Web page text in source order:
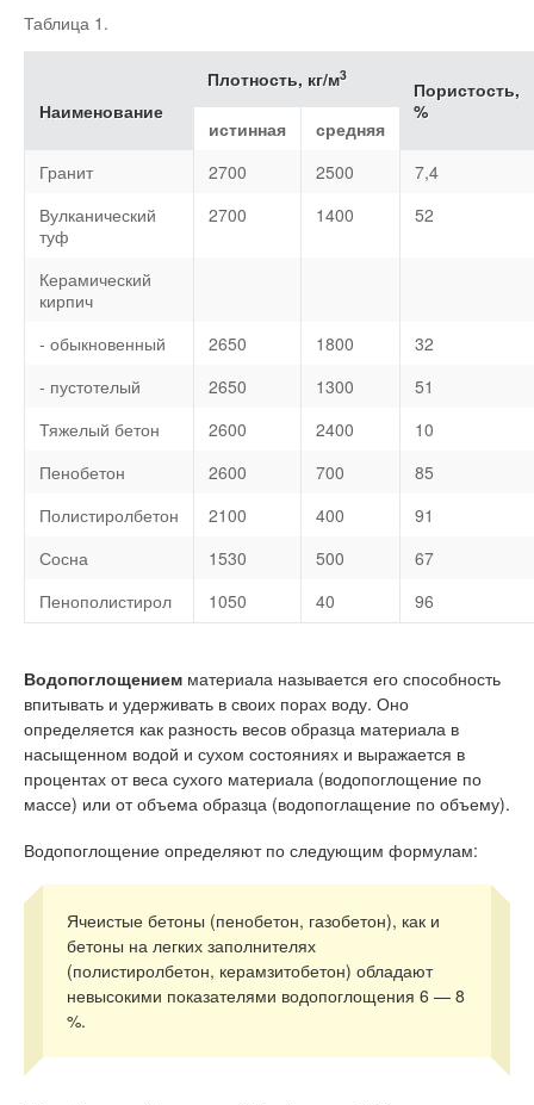
Таблица 1.
Наименование
Плотность, кг/м3
Пористость,
%
истинная
средняя
Гранит
2700 2500
7,4
Вулканический
туф
2700 1400 52
Керамический
кирпич
- обыкновенный
2650 1800
32
- пустотелый
2650 1300
51
Тяжелый бетон
2600 2400
10
Пенобетон
2600 700
85
Полистиролбетон
2100 400
91
Сосна
1530 500
67
Пенополистирол
1050 40 96
Водопоглощением материала называется его способность
впитывать и удерживать в своих порах воду. Оно
определяется как разность весов образца материала в
насыщенном водой и сухом состояниях и выражается в
процентах от веса сухого материала (водопоглощение по
массе) или от объема образца (водопоглащение по объему).
Водопоглощение определяют по следующим формулам:
Ячеистые бетоны (пенобетон, газобетон), как и
бетоны на легких заполнителях
(полистиролбетон, керамзитобетон) обладают
невысокими показателями водопоглощения 6 — 8
%.